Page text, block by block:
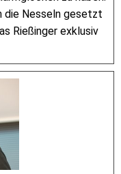
die Nesseln gesetzt
Rießinger exklusiv